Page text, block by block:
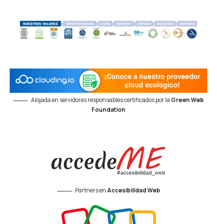
Alojada en servidores responsables certificados por la Green Web
Foundation
Partners enAccesibilidad Web